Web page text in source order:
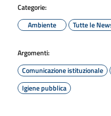
Categorie:
Ambiente
Tutte le
Argomenti:
Comunicazione istituzionale
Igiene pubblica